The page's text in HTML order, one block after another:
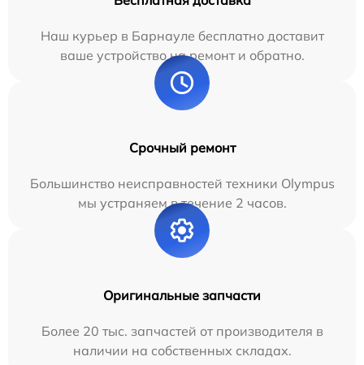
Наш курьер в Барнауле бесплатно доставит
ваше устройство на ремонт и обратно.
Срочный ремонт
Большинство неисправностей техники Olympus
мы устраняем в течение 2 часов.
Оригинальные запчасти
Более 20 тыс. запчастей от производителя в
наличии на собственных складах.